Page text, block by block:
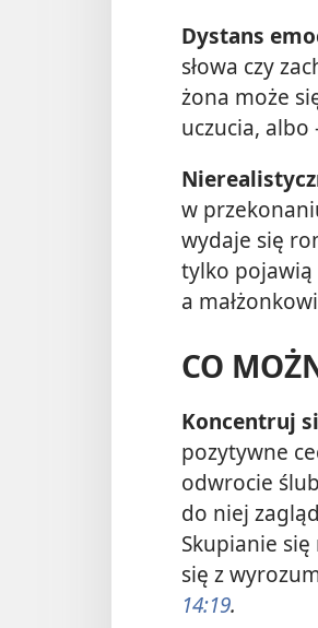
Dystans
słowa czy
żona może
uczucia,
w
wydaje się
tylko
a
CO
Koncentruj
pozytywne
odwrocie
do niej
Skupianie
się z
14:19.